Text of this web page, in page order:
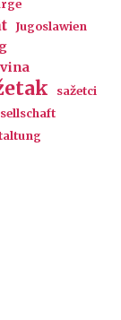
Jugoslawien
sažetci